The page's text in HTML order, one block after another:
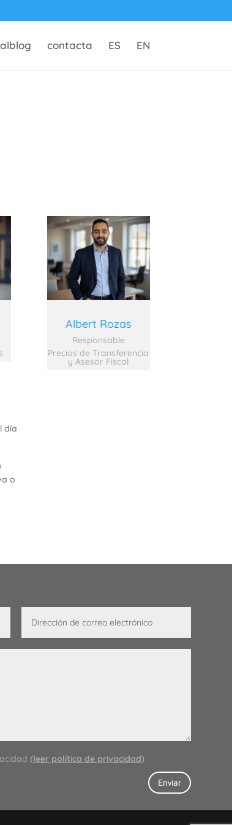
contacta ES EN
Albert Rozas
Responsable
Precios de Transferencia
y Asesor Fiscal
día
o
(leer política de privacidad)
Enviar